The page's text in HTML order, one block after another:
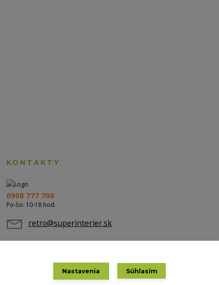
KONTAKTY
0908 777 700
Po-So: 10-18 hod.
retro@superinterier.sk
Nastavenia Súhlasím